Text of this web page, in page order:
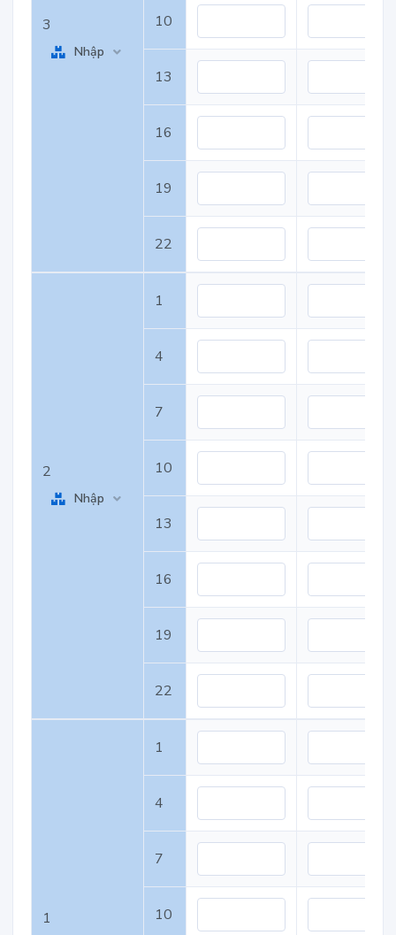
3
Nhập
10
13
16
19
22
2
Nhập
1
4
7
10
13
16
19
22
1
1
4
7
10